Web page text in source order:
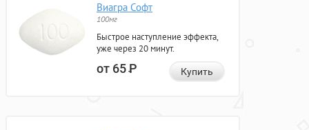
Виагра Софт
100мг
Быстрое наступление эффекта,
уже через 20 минут.
от 65Р Купить